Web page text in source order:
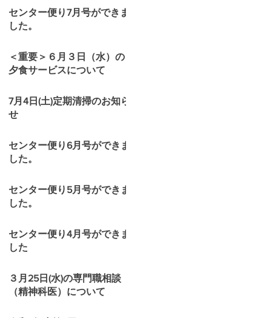
センター便り7月号ができま
した。
＜重要＞６月３日（水）の
夕食サービスについて
7月4日(土)定期清掃のお知ら
せ
センター便り6月号ができま
した。
センター便り5月号ができま
した。
センター便り4月号ができま
した
３月25日(水)の専門職相談
（精神科医）について